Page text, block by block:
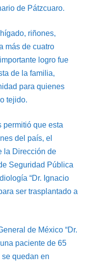
de Pátzcuaro.
riñones,
más de cuatro
logro fue
de la familia,
para quienes
tejido.
permitió que esta
del país, el
la Dirección de
Seguridad Pública
“Dr. Ignacio
ser trasplantado a
de México “Dr.
paciente de 65
quedan en